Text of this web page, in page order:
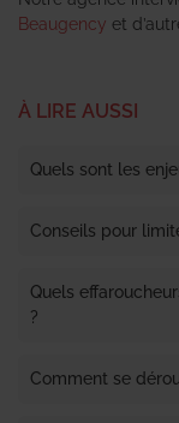
Beaugency et
À LIRE AUSSI
Quels sont les
Conseils pour
Quels
?
Comment se